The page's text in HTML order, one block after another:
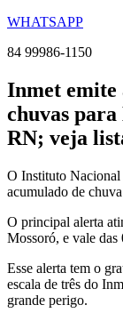
WHATSAPP
84 99986-1150
Inmet emite
chuvas para
RN; veja
O Instituto Nacional
acumulado de
O principal alerta
Mossoró, e vale
Esse alerta tem o
escala de três do
grande perigo.